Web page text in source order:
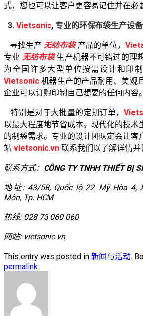
式，您也可以让客户更容易记住并在必
3. Vietsonic, 专业的环保布袋生产设
寻找生产无纺布袋产品的单位，
专业 无纺布袋生产机器不可错过的理
为全国许多大型单位按需设计和印
Vietsonic 机器生产的产品耐用、美观
企业可以订购印制自己想要的任何内容。
特别是对于大批量的定期订单，
以最大程度地节省成本。现代化的技术
的制袋需求。专业的设计团队定会让客
站 vietsonic.vn 联系我们以了解详情并
联系方式： CÔNG TY TNHH THIẾT BỊ
地址: 43/5B, Quốc lộ 22, Mỹ Hòa 4,
Môn, Tp. HCM
热线: 028 73 060 060
网站: vietsonic.vn
This entry was posted in 新闻与活动.
permalink.